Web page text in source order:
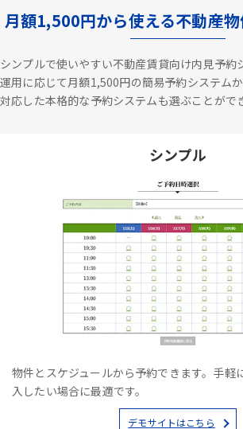
月額1,500円から使える不動産
シンプルで使いやすい不動産賃貸向け内見予約
運用に応じて月額1,500円の簡易予約システム
対応した本格的な予約システムも選ぶことがで
シンプル
物件とスケジュールから予約できます。手軽
入したい場合に最適です。
デモサイトはこちら